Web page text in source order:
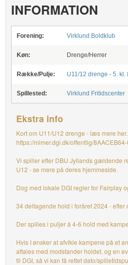
INFORMATION
Forening: Virklund Boldklub
Køn: Drenge/Herrer
Række/Pulje: U11/12 drenge - 5. kl.
Spillested: Virklund Fritidscenter
Ekstra info
Kort om U11/U12 drenge - læs mere her.
https://mimer.dgi.dk/offentlig/8AACEB64-
Vi spiller efter DBU Jyllands gældende
U12 - se mere på deres hjemmeside.
Dog med lokale DGI regler for Fairplay
34 deltagende hold i foråret 2024 - efter
Der spilles i puljer á 4-6 hold med
Hvis I ønsker at afvikle kampene på et
aftales med modstander holdet, og en
til DGI, så vi kan få rettet dato/